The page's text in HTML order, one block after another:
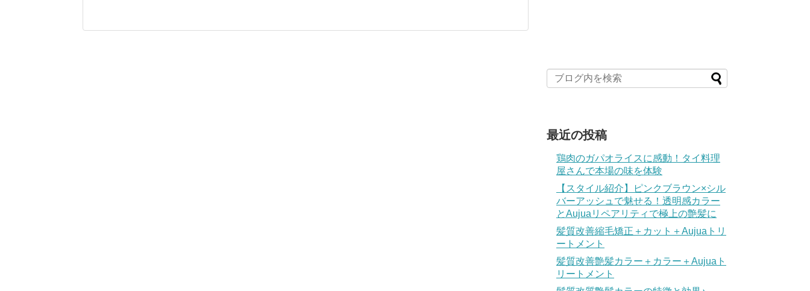
最近の投稿
鶏肉のガパオライスに感動！タイ料理
屋さんで本場の味を体験
【スタイル紹介】ピンクブラウン×シル
バーアッシュで魅せる！透明感カラー
とAujuaリペアリティで極上の艶髪に
髪質改善縮毛矯正＋カット＋Aujuaトリ
ートメント
髪質改善艶髪カラー＋カラー＋Aujuaト
リートメント